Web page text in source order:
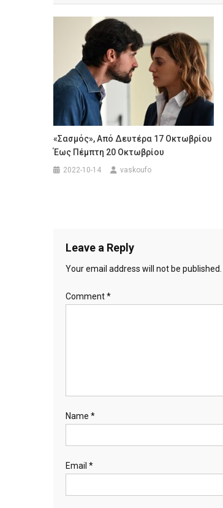
«Σασμός», Από Δευτέρα 17 Οκτωβρίου
Έως Πέμπτη 20 Οκτωβρίου
2022-10-14 vaskoufo
Leave a Reply
Your email address will not be published.
Comment*
Name *
Email *